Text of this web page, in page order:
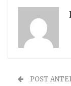
POST